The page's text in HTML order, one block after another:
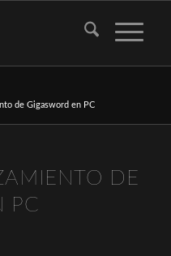
de Gigasword en PC
DE
PC